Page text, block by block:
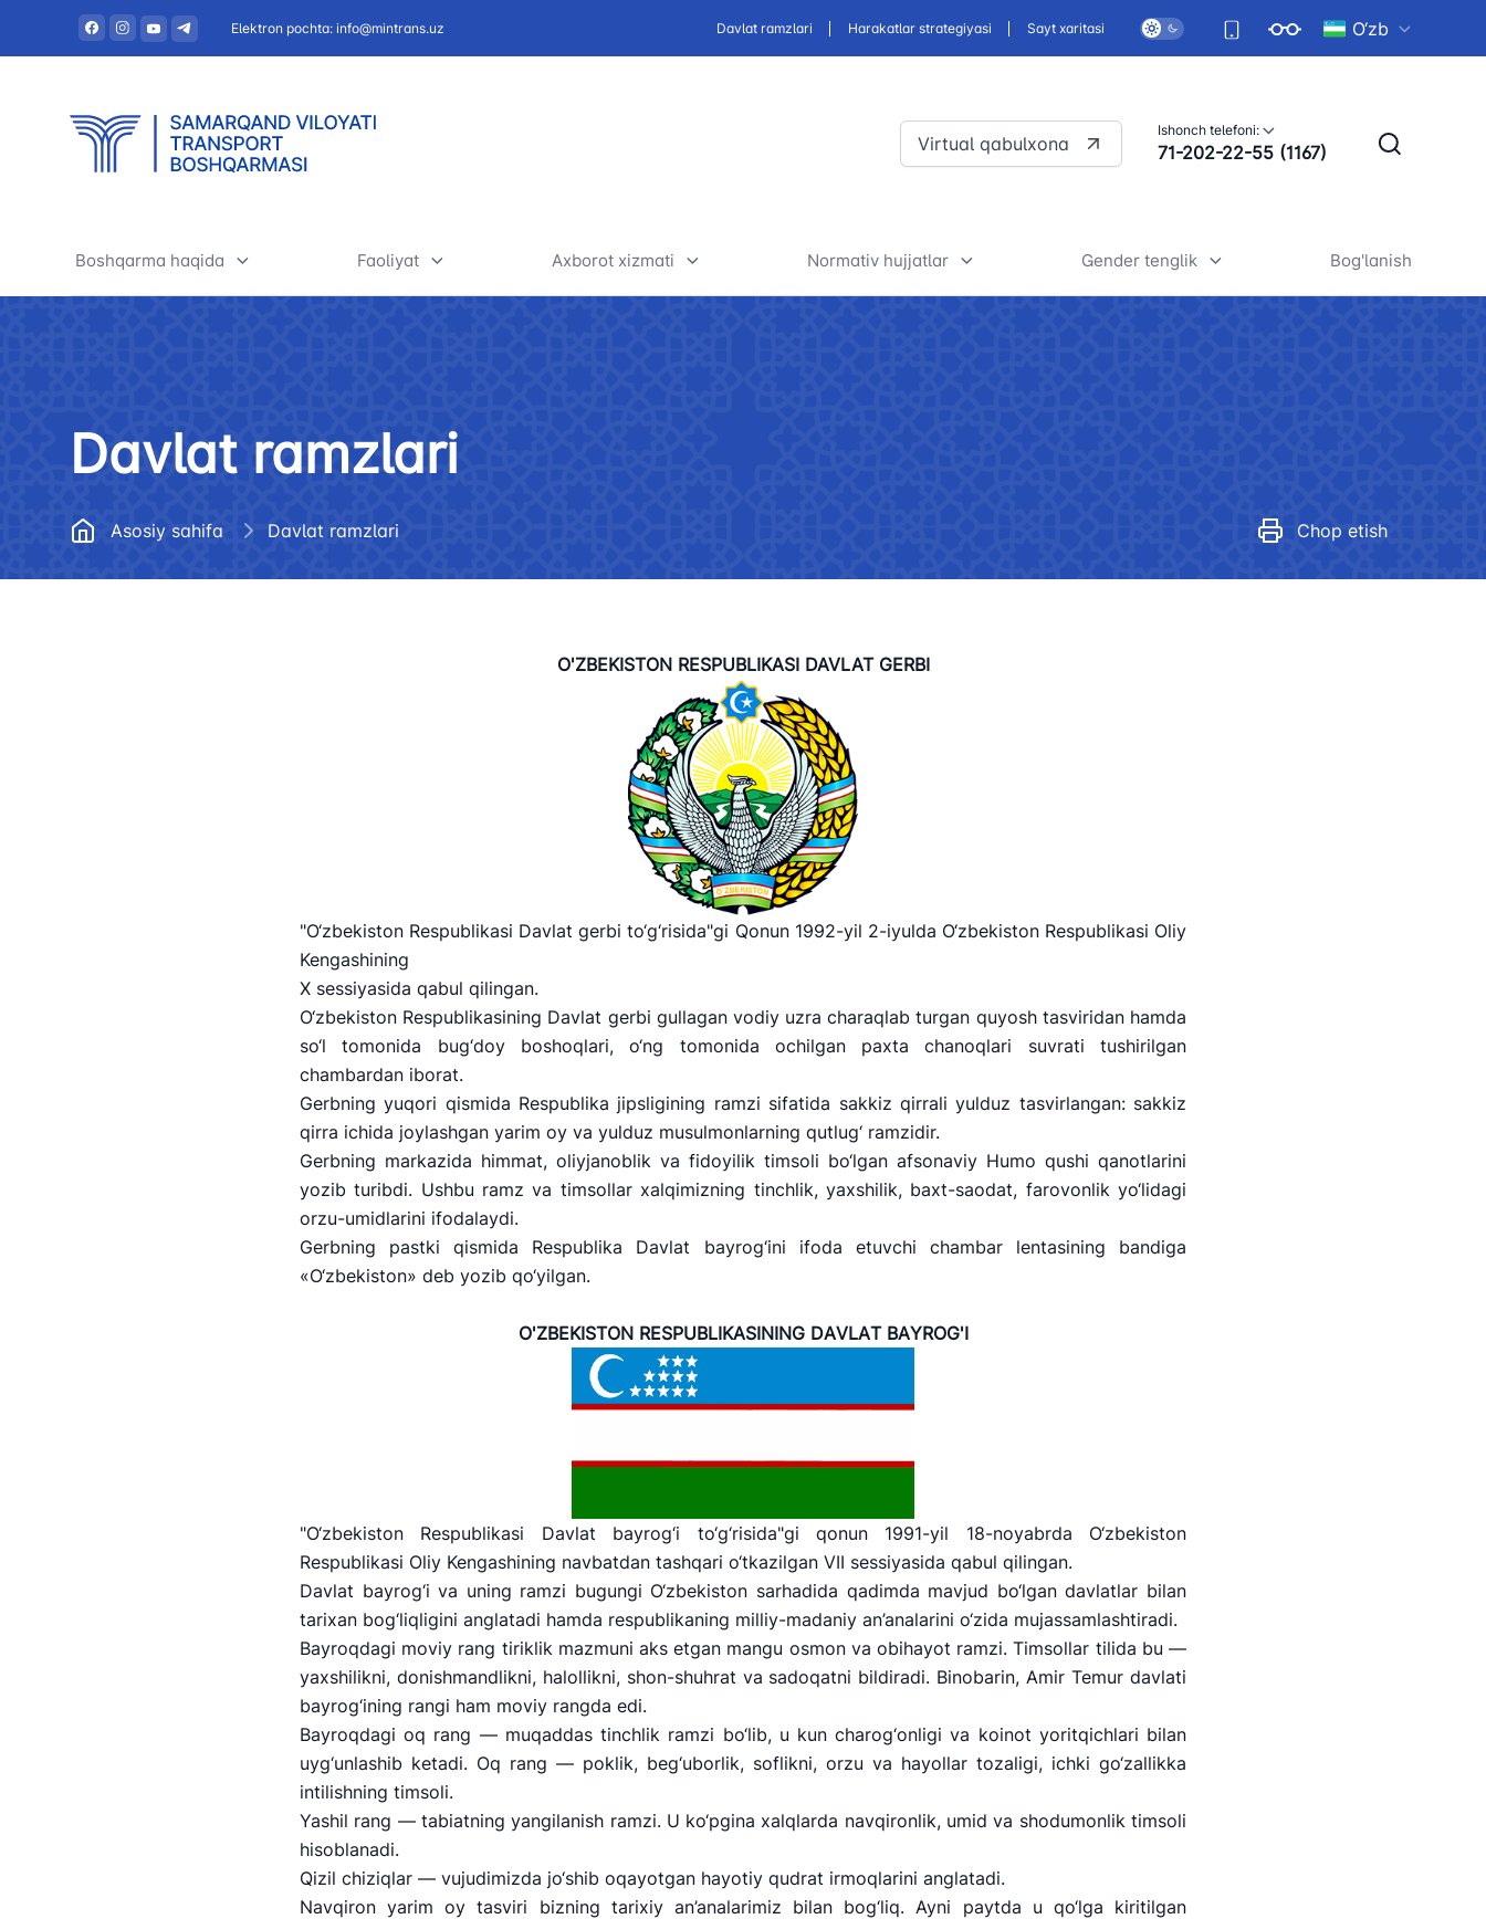
Elektron pochta: info@mintrans.uz Davlat ramzlari Harakatlar strategiyasi Sayt xaritasi O‘zb
Virtual qabulxona
Ishonch telefoni:
71-202-22-55 (1167)
"Uzbekistan Airways" AJ "O'zbekiston temir yo'llari" AJ "Uzbekistan Airports" AJ
Boshqarma haqida
Tashkiliy tuzilma
Ochiq ma’lumotlar
Faoliyat
hisobot (2023-yil)
Ko'p beriladigan savollarga
Axborot xizmati
Boshqarma faoliyati to‘g‘risida
Boshqarma rasmiy veb-saytiga
joylashtirish majburiy bo‘lgan
axborotlar ro‘yxati
Press-relizlar
Rahbar nutqlari va bayonotlari
Salomatlik rukni
Normativ hujjatlar Gender tenglik
Boshqarmada gender siyosati
Ko'rsatkichlar
Bog'lanish
Davlat ramzlari
Asosiy sahifa Davlat ramzlari Chop etish
O'ZBEKISTON RESPUBLIKASI DAVLAT GERBI
"O‘zbekiston Respublikasi Davlat gerbi to‘g‘risida"gi Qonun 1992-yil 2-iyulda O‘zbekiston Respublikasi Oliy
Kengashining
X sessiyasida qabul qilingan.
O‘zbekiston Respublikasining Davlat gerbi gullagan vodiy uzra charaqlab turgan quyosh tasviridan hamda
so‘l tomonida bug‘doy boshoqlari, o‘ng tomonida ochilgan paxta chanoqlari suvrati tushirilgan
chambardan iborat.
Gerbning yuqori qismida Respublika jipsligining ramzi sifatida sakkiz qirrali yulduz tasvirlangan: sakkiz
qirra ichida joylashgan yarim oy va yulduz musulmonlarning qutlug‘ ramzidir.
Gerbning markazida himmat, oliyjanoblik va fidoyilik timsoli bo‘lgan afsonaviy Humo qushi qanotlarini
yozib turibdi. Ushbu ramz va timsollar xalqimizning tinchlik, yaxshilik, baxt-saodat, farovonlik yo‘lidagi
orzu-umidlarini ifodalaydi.
Gerbning pastki qismida Respublika Davlat bayrog‘ini ifoda etuvchi chambar lentasining bandiga
«O‘zbekiston» deb yozib qo‘yilgan.
O'ZBEKISTON RESPUBLIKАSINING DАVLАT BАYROG'I
"O‘zbekiston Respublikasi Davlat bayrog‘i to‘g‘risida"gi qonun 1991-yil 18-noyabrda O‘zbekiston
Respublikasi Oliy Kengashining navbatdan tashqari o‘tkazilgan VII sessiyasida qabul qilingan.
Davlat bayrog‘i va uning ramzi bugungi O‘zbekiston sarhadida qadimda mavjud bo‘lgan davlatlar bilan
tarixan bog‘liqligini anglatadi hamda respublikaning milliy-madaniy an’analarini o‘zida mujassamlashtiradi.
Bayroqdagi moviy rang tiriklik mazmuni aks etgan mangu osmon va obihayot ramzi. Timsollar tilida bu —
yaxshilikni, donishmandlikni, halollikni, shon-shuhrat va sadoqatni bildiradi. Binobarin, Amir Temur davlati
bayrog‘ining rangi ham moviy rangda edi.
Bayroqdagi oq rang — muqaddas tinchlik ramzi bo‘lib, u kun charog‘onligi va koinot yoritqichlari bilan
uyg‘unlashib ketadi. Oq rang — poklik, beg‘uborlik, soflikni, orzu va hayollar tozaligi, ichki go‘zallikka
intilishning timsoli.
Yashil rang — tabiatning yangilanish ramzi. U ko‘pgina xalqlarda navqironlik, umid va shodumonlik timsoli
hisoblanadi.
Qizil chiziqlar — vujudimizda jo‘shib oqayotgan hayotiy qudrat irmoqlarini anglatadi.
Navqiron yarim oy tasviri bizning tarixiy an’analarimiz bilan bog‘liq. Ayni paytda u qo‘lga kiritilgan